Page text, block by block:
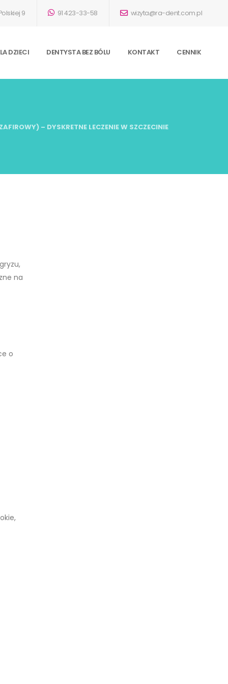
9 91 423-33-58 wizyta@ra-dent.com.pl
DZIECI DENTYSTA BEZ BÓLU KONTAKT CENNIK
– DYSKRETNE LECZENIE W SZCZECINIE
na
o